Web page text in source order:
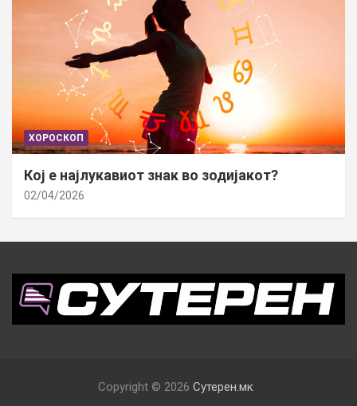
ХОРОСКОП
Кој е најлукавиот знак во зодијакот?
02/04/2026
Copyright © 2026 Сутерен.мк